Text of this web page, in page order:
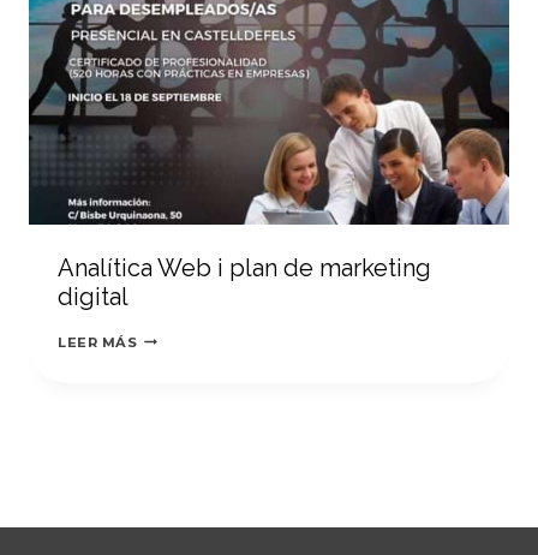
Analítica Web i plan de marketing
digital
LEER MÁS ANALÍTICA